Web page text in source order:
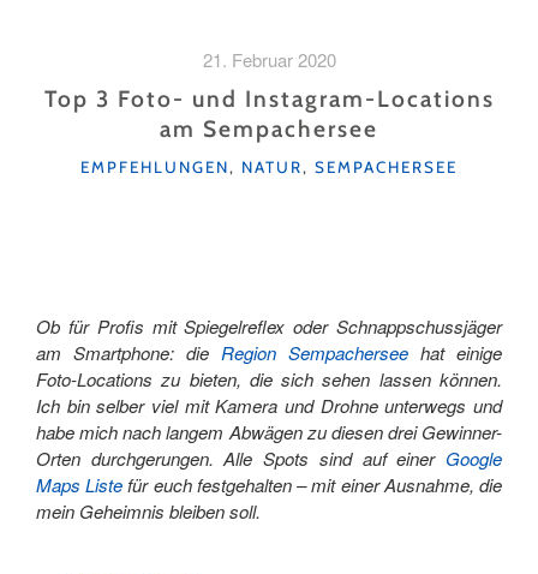
21. Februar 2020
Top 3 Foto- und Instagram-Locations
am Sempachersee
KATEGORIEN
EMPFEHLUNGEN, NATUR, SEMPACHERSEE
Ob für Profis mit Spiegelreflex oder Schnappschussjäger
am Smartphone: die Region Sempachersee hat einige
Foto-Locations zu bieten, die sich sehen lassen können.
Ich bin selber viel mit Kamera und Drohne unterwegs und
habe mich nach langem Abwägen zu diesen drei Gewinner-
Orten durchgerungen. Alle Spots sind auf einer Google
Maps Liste für euch festgehalten – mit einer Ausnahme, die
mein Geheimnis bleiben soll.